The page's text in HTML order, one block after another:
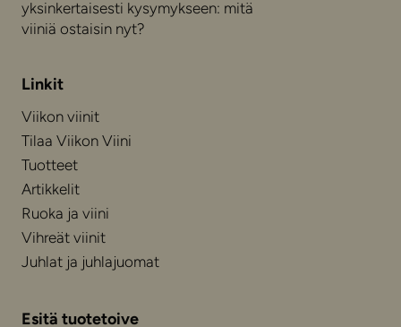
yksinkertaisesti kysymykseen: mitä
viiniä ostaisin nyt?
Linkit
Viikon viinit
Tilaa Viikon Viini
Tuotteet
Artikkelit
Ruoka ja viini
Vihreät viinit
Juhlat ja juhlajuomat
Esitä tuotetoive